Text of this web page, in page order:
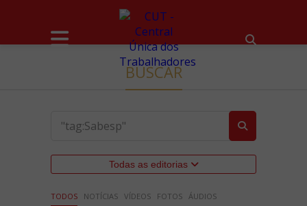
BUSCAR
Todas as editorias
TODOS NOTÍCIAS VÍDEOS FOTOS ÁUDIOS